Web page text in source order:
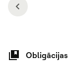
Obligācijas